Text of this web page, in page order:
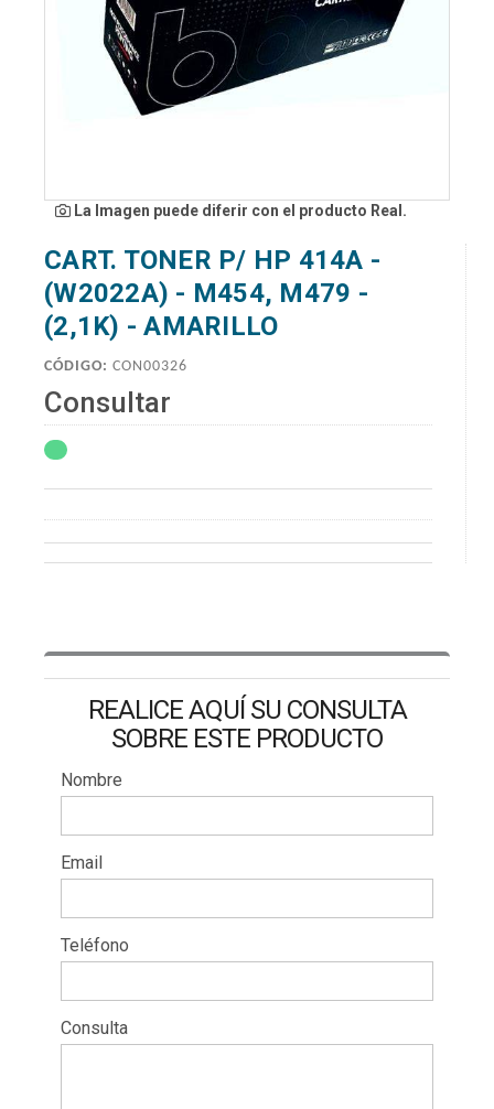
La Imagen puede diferir con el producto Real.
CART. TONER P/ HP 414A -
(W2022A) - M454, M479 -
(2,1K) - AMARILLO
CÓDIGO: CON00326
Consultar
REALICE AQUÍ SU CONSULTA
SOBRE ESTE PRODUCTO
Nombre
Email
Teléfono
Consulta